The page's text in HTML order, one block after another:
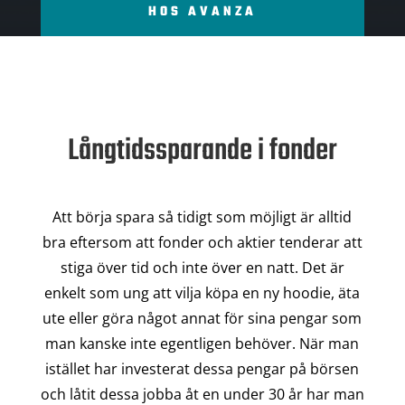
HOS AVANZA
Långtidssparande i fonder
Att börja spara så tidigt som möjligt är alltid
bra eftersom att fonder och aktier tenderar att
stiga över tid och inte över en natt. Det är
enkelt som ung att vilja köpa en ny hoodie, äta
ute eller göra något annat för sina pengar som
man kanske inte egentligen behöver. När man
istället har investerat dessa pengar på börsen
och låtit dessa jobba åt en under 30 år har man